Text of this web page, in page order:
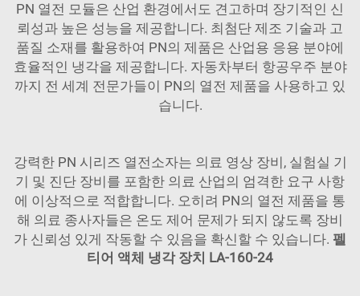
PN 열전 모듈은 산업 환경에서도 견고하며 장기적인 신
뢰성과 높은 성능을 제공합니다. 최첨단 제조 기술과 고
품질 소재를 활용하여 PN의 제품은 산업용 응용 분야에
효율적인 냉각을 제공합니다. 자동차부터 항공우주 분야
까지 전 세계 전문가들이 PN의 열전 제품을 사용하고 있
습니다.
강력한 PN 시리즈 열전소자는 의료 영상 장비, 실험실 기
기 및 진단 장비를 포함한 의료 산업의 엄격한 요구 사항
에 이상적으로 적합합니다. 오히려 PN의 열전 제품을 통
해 의료 종사자들은 온도 제어 문제가 되지 않도록 장비
가 신뢰성 있게 작동할 수 있음을 확신할 수 있습니다. 펠
티어 액체 냉각 장치 LA-160-24